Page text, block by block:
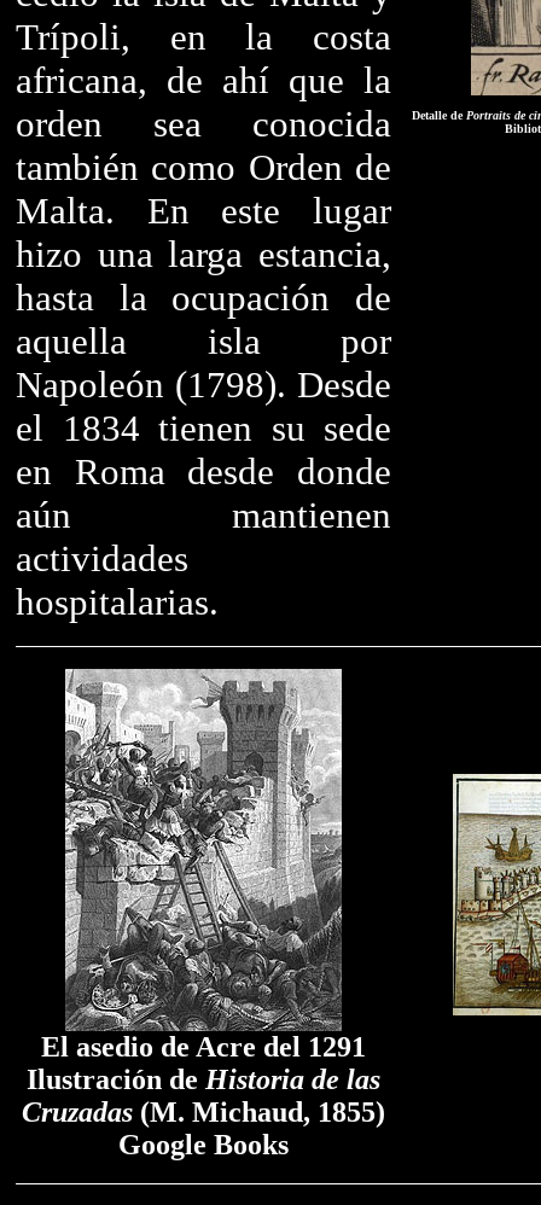
Trípoli, en la costa
africana, de ahí que la
orden sea conocida
también como Orden de
Malta. En este lugar
hizo una larga estancia,
hasta la ocupación de
aquella isla por
Napoleón (1798). Desde
el 1834 tienen su sede
en Roma desde donde
aún mantienen
actividades
hospitalarias.
Detalle de Portraits de
El asedio de Acre del 1291
Ilustración de Historia de las
Cruzadas (M. Michaud, 1855)
Google Books